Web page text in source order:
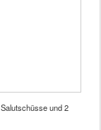
und 2